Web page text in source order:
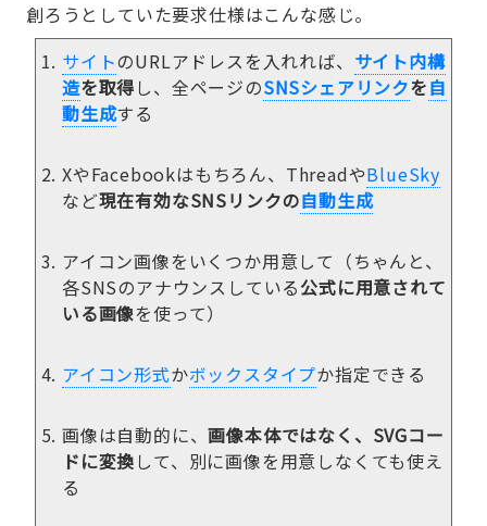
創ろうとしていた要求仕様はこんな感じ。
サイトのURLアドレスを入れれば、 サイト内構
造を取得 し、全ページのSNSシェアリンクを自
動生成する
XやFacebookはもちろん、ThreadやBlueSky
など現在有効なSNSリンクの自動生成
アイコン画像をいくつか用意して（ちゃんと、
各SNSのアナウンスしている公式に用意されて
いる画像を使って）
アイコン形式かボックスタイプか指定できる
画像は自動的に、画像本体ではなく、SVGコー
ドに変換 して、別に画像を用意しなくても使え
る